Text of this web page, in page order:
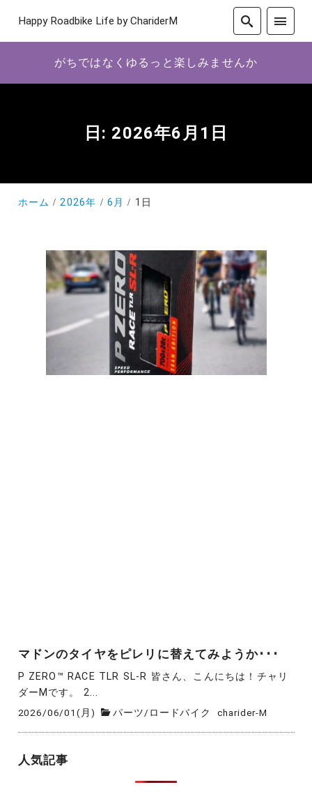
Happy Roadbike Life by ChariderM
がちではなくゆるっと楽しみませんか
日: 2026年6月1日
ホーム 2026年 6月 1日
マドンのタイヤをピレリに替えてみようか･･･
P ZERO™ RACE TLR SL-R 皆さん、こんにちは！チャリ
ダーMです。 2...
2026/06/01(月) パーツ/ ロードバイク charider-M
人気記事